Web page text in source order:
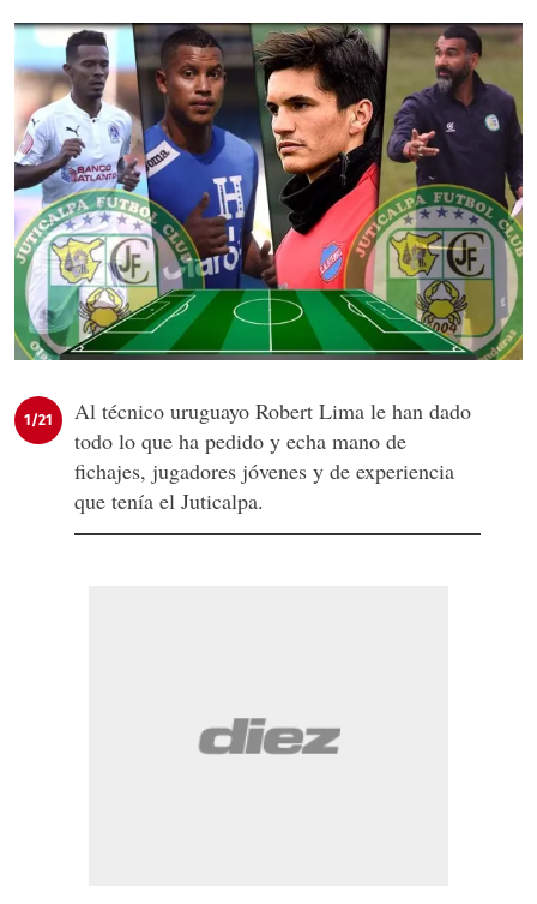
1/21
Al técnico uruguayo Robert Lima le han dado
todo lo que ha pedido y echa mano de
fichajes, jugadores jóvenes y de experiencia
que tenía el Juticalpa.